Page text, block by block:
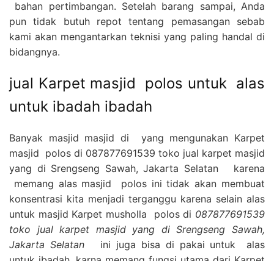
bahan pertimbangan. Setelah barang sampai, Anda
pun tidak butuh repot tentang pemasangan sebab
kami akan mengantarkan teknisi yang paling handal di
bidangnya.
jual Karpet masjid polos untuk alas
untuk ibadah ibadah
Banyak masjid masjid di yang mengunakan Karpet
masjid polos di 087877691539 toko jual karpet masjid
yang di Srengseng Sawah, Jakarta Selatan karena
memang alas masjid polos ini tidak akan membuat
konsentrasi kita menjadi terganggu karena selain alas
untuk masjid Karpet musholla polos di 087877691539
toko jual karpet masjid yang di Srengseng Sawah,
Jakarta Selatan
ini juga bisa di pakai untuk alas